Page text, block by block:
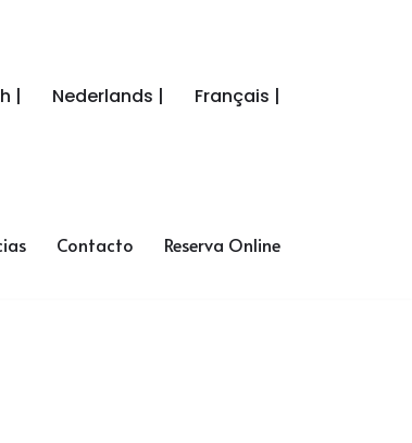
| Nederlands | Français |
Contacto Reserva Online